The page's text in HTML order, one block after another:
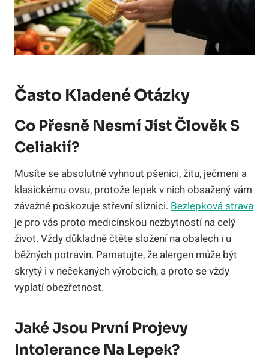
Často Kladené Otázky
Co Přesně Nesmí Jíst Člověk S
Celiakií?
Musíte se absolutně vyhnout pšenici, žitu, ječmeni a
klasickému ovsu, protože lepek v nich obsažený vám
závažně poškozuje střevní sliznici. Bezlepková strava
je pro vás proto medicínskou nezbytností na celý
život. Vždy důkladně čtěte složení na obalech i u
běžných potravin. Pamatujte, že alergen může být
skrytý i v nečekaných výrobcích, a proto se vždy
vyplatí obezřetnost.
Jaké Jsou První Projevy
Intolerance Na Lepek?